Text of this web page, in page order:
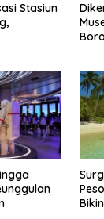
Stasiun